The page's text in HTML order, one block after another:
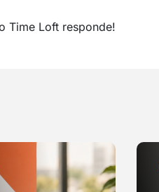
Time Loft responde!